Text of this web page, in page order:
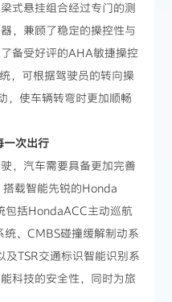
式悬挂组合经过专门的测
，兼顾了稳定的操控性与
备受好评的AHA敏捷操控
，可根据驾驶员的转向操
，使车辆转弯时更加顺畅
一次出行
，汽车需要具备更加完善
载智能先锐的Honda
包括HondaACC主动巡航
、CMBS碰撞缓解制动系
及TSR交通标识智能识别系
科技的安全性，同时为旅